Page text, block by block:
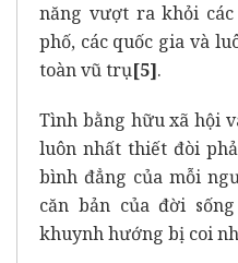
năng vượt ra khỏi
phố, các quốc gia và
toàn vũ trụ[5].
Tình bằng hữu xã hội
luôn nhất thiết đòi
bình đẳng của mỗi
căn bản của đời
khuynh hướng bị coi